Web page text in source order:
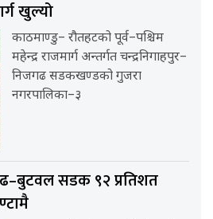
खुल्यो
काठमाण्डु– रौतहटको पूर्व–पश्चिम
महेन्द्र राजमार्ग अन्तर्गत चन्द्रनिगाहपुर–
निजगढ सडकखण्डको गुजरा
नगरपालिका–३
सडक ९२ प्रतिशत